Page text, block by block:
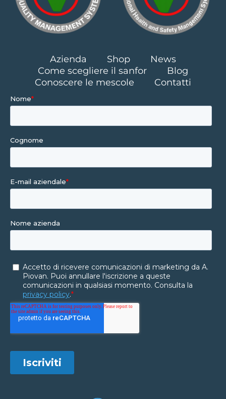
Azienda Shop
News
Come scegliere il sanfor
Blog
Conoscere le mescole
Contatti